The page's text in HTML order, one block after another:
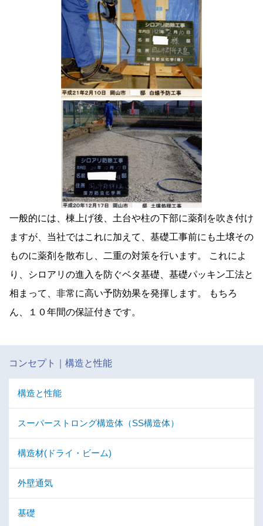
一般的には、棟上げ後、土台や柱の下部に薬剤を吹き付け
ますが、当社ではこれに加えて、基礎工事前にも土壌その
ものに薬剤を散布し、二重の対策を行います。 これによ
り、シロアリの進入を防ぐベタ基礎、基礎パッキン工法と
相まって、非常に高い予防効果を発揮します。 もちろ
ん、１０年間の保証付きです。
コンセプト｜構造と性能
構造と性能
スーパーストロング構造体（SS構造体）
構造材(ドライ・ビーム)
外壁通気
基礎